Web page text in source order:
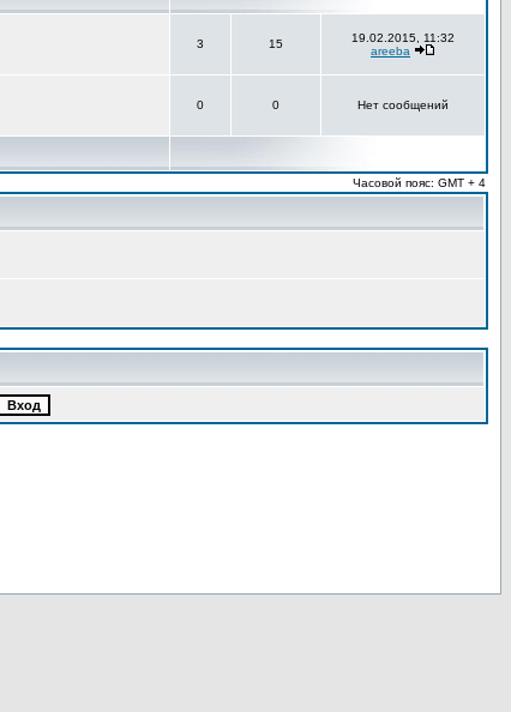
3 15
19.02.2015, 11:32
areeba
0 0 Нет сообщений
Часовой пояс: GMT + 4